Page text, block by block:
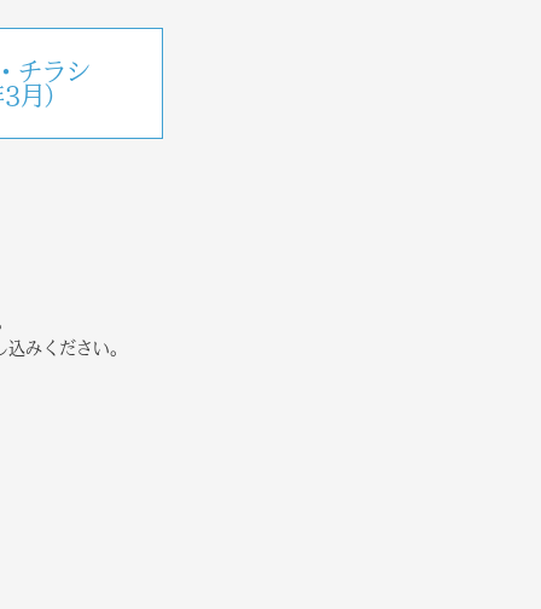
チラシ
月）
みください。